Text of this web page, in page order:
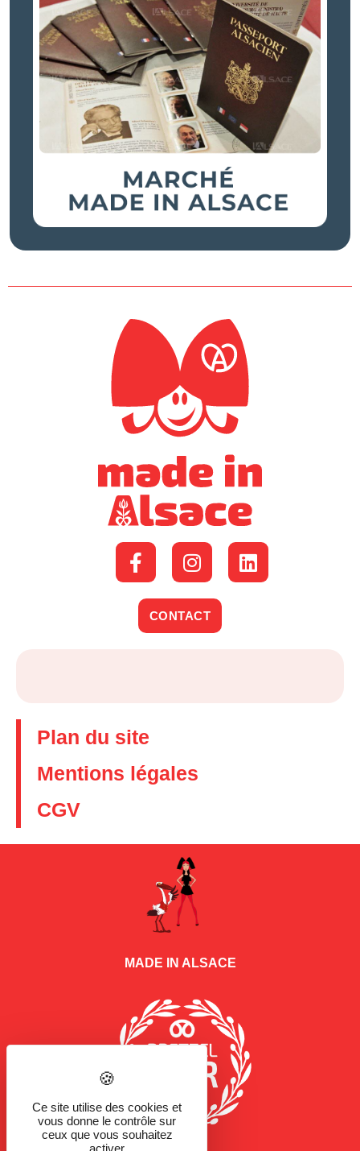
CONTACT
Plan du site
Mentions légales
CGV
MADE IN ALSACE
Ce site utilise des cookies et
vous donne le contrôle sur
ceux que vous souhaitez
activer